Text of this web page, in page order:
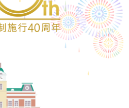
ワイン樽